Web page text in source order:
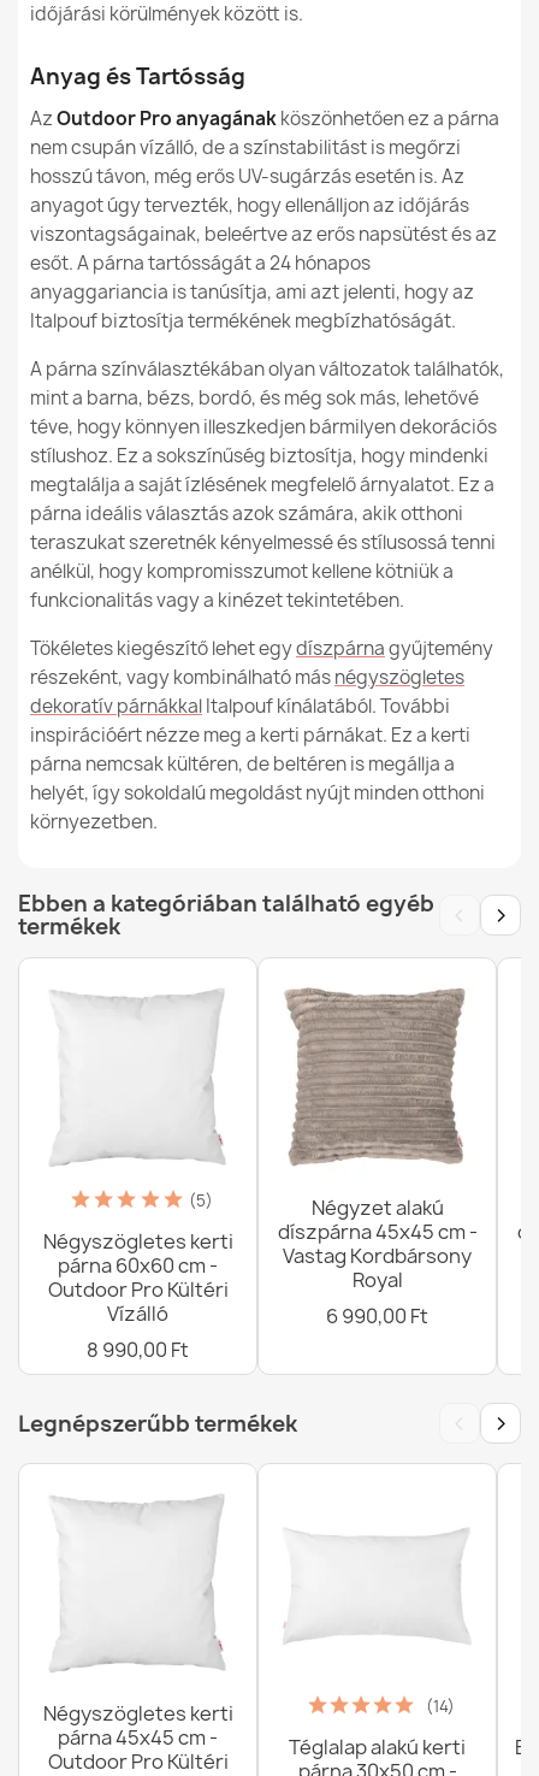
időjárási körülmények között is.
Anyag és Tartósság
AzOutdoor Pro anyagánakköszönhetően ez a párna
nem csupán vízálló, de a színstabilitást is megőrzi
hosszú távon, még erős UV-sugárzás esetén is. Az
anyagot úgy tervezték, hogy ellenálljon az időjárás
viszontagságainak, beleértve az erős napsütést és az
esőt. A párna tartósságát a 24 hónapos
anyaggariancia is tanúsítja, ami azt jelenti, hogy az
Italpouf biztosítja termékének megbízhatóságát.
A párna színválasztékában olyan változatok találhatók,
mint a barna, bézs, bordó, és még sok más, lehetővé
téve, hogy könnyen illeszkedjen bármilyen dekorációs
stílushoz. Ez a sokszínűség biztosítja, hogy mindenki
megtalálja a saját ízlésének megfelelő árnyalatot. Ez a
párna ideális választás azok számára, akik otthoni
teraszukat szeretnék kényelmessé és stílusossá tenni
anélkül, hogy kompromisszumot kellene kötniük a
funkcionalitás vagy a kinézet tekintetében.
Tökéletes kiegészítő lehet egydíszpárnagyűjtemény
részeként, vagy kombinálható másnégyszögletes
dekoratív párnákkalItalpouf kínálatából. További
inspirációért nézze meg a kerti párnákat. Ez a kerti
párna nemcsak kültéren, de beltéren is megállja a
helyét, így sokoldalú megoldást nyújt minden otthoni
környezetben.
Ebben a kategóriában található egyéb
termékek ‹ ›
(5)
Négyszögletes kerti
párna 60x60 cm -
Outdoor Pro Kültéri
Vízálló
8 990,00 Ft
Négyzet alakú
díszpárna 45x45 cm -
Vastag Kordbársony
Royal
6 990,00 Ft
Legnépszerűbb termékek ‹ ›
Négyszögletes kerti
párna 45x45 cm -
Outdoor Pro Kültéri
(14)
Téglalap alakú kerti